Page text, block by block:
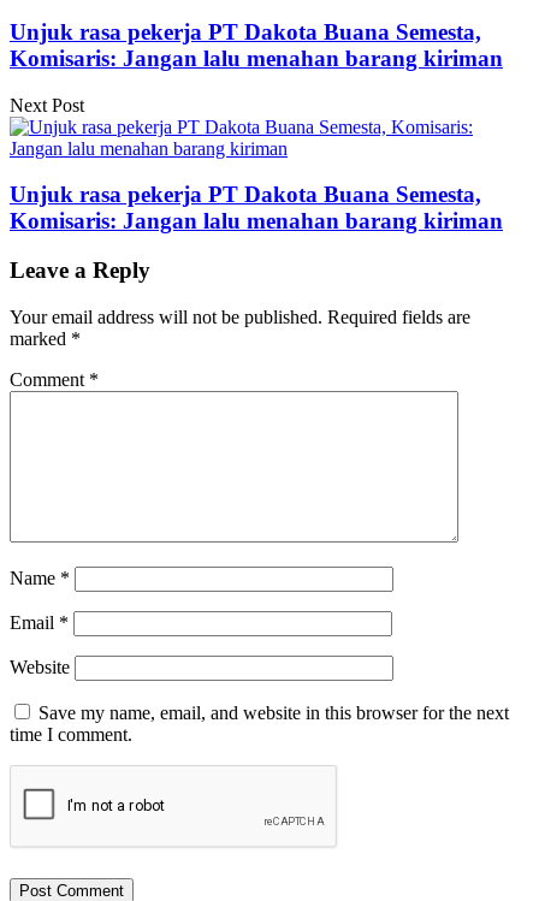
Unjuk rasa pekerja PT Dakota Buana Semesta,
Komisaris: Jangan lalu menahan barang kiriman
Next Post
Unjuk rasa pekerja PT Dakota Buana Semesta,
Komisaris: Jangan lalu menahan barang kiriman
Leave a Reply
Your email address will not be published. Required fields are
marked *
Comment *
Name *
Email *
Website
Save my name, email, and website in this browser for the next
time I comment.